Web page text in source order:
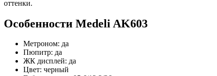
оттенки.
Особенности Medeli AK603
Метроном: да
Пюпитр: да
ЖК дисплей: да
Цвет: черный